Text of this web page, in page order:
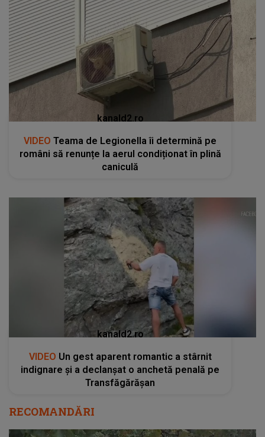
kanald2.ro
VIDEO Teama de Legionella îi determină pe
români să renunțe la aerul condiționat în plină
caniculă
kanald2.ro
VIDEO Un gest aparent romantic a stârnit
indignare și a declanșat o anchetă penală pe
Transfăgărășan
RECOMANDĂRI